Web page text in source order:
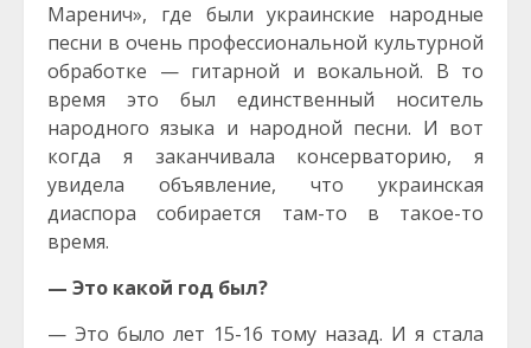
Маренич», где были украинские народные
песни в очень профессиональной культурной
обработке — гитарной и вокальной. В то
время это был единственный носитель
народного языка и народной песни. И вот
когда я заканчивала консерваторию, я
увидела объявление, что украинская
диаспора собирается там-то в такое-то
время.
— Это какой год был?
— Это было лет 15-16 тому назад. И я стала